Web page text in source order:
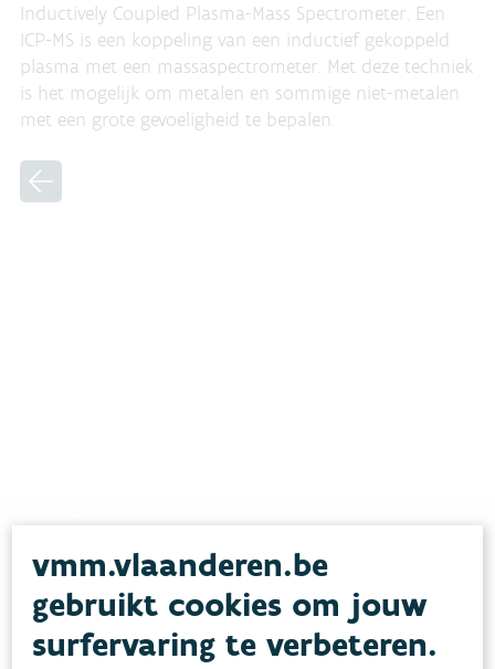
Inductively Coupled Plasma-Mass Spectrometer. Een
ICP-MS is een koppeling van een inductief gekoppeld
plasma met een massaspectrometer. Met deze techniek
is het mogelijk om metalen en sommige niet-metalen
met een grote gevoeligheid te bepalen.
Heb je vragen?
Bekijk het overzicht van meestgestelde vragen
vmm.vlaanderen.be
gebruikt cookies om jouw
surfervaring te verbeteren.